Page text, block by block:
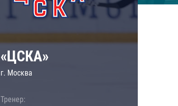
«ЦСКА»
г. Москва
Тренер: